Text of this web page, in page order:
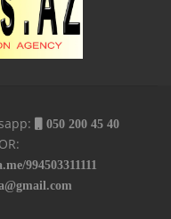
050 200 45 40
994503311111